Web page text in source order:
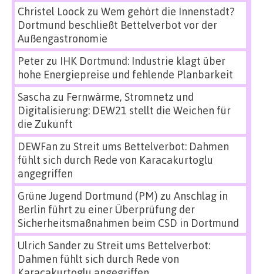
Christel Loock zu Wem gehört die Innenstadt?
Dortmund beschließt Bettelverbot vor der
Außengastronomie
Peterzu IHK Dortmund: Industrie klagt über
hohe Energiepreise und fehlende Planbarkeit
Sascha zu Fernwärme, Stromnetz und
Digitalisierung: DEW21 stellt die Weichen für
die Zukunft
DEWFan zu Streit ums Bettelverbot: Dahmen
fühlt sich durch Rede von Karacakurtoglu
angegriffen
Grüne Jugend Dortmund (PM) zu Anschlag in
Berlin führt zu einer Überprüfung der
Sicherheitsmaßnahmen beim CSD in Dortmund
Ulrich Sanderzu Streit ums Bettelverbot:
Dahmen fühlt sich durch Rede von